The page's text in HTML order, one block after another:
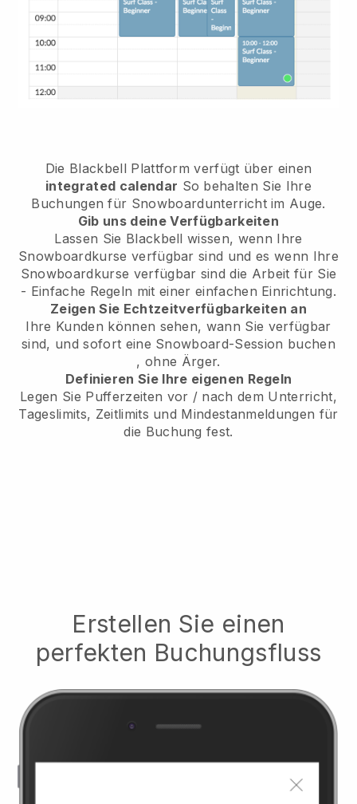
Die Blackbell Plattform verfügt über einen
integrated calendar So behalten Sie Ihre
Buchungen für Snowboardunterricht im Auge.
Gib uns deine Verfügbarkeiten
Lassen Sie Blackbell wissen, wenn Ihre
Snowboardkurse verfügbar sind und es wenn Ihre
Snowboardkurse verfügbar sind die Arbeit für Sie
- Einfache Regeln mit einer einfachen Einrichtung.
Zeigen Sie Echtzeitverfügbarkeiten an
Ihre Kunden können sehen, wann Sie verfügbar
sind, und sofort eine Snowboard-Session buchen
, ohne Ärger.
Definieren Sie Ihre eigenen Regeln
Legen Sie Pufferzeiten vor / nach dem Unterricht,
Tageslimits, Zeitlimits und Mindestanmeldungen für
die Buchung fest.
Erstellen Sie einen
perfekten Buchungsfluss